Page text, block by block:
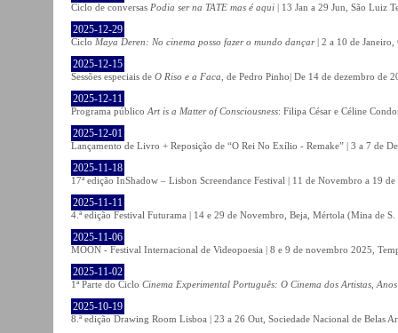
Ciclo de conversas Podia ser na TATE mas é aqui | 13 Jan a 29 Jun, São Luiz
2025-12-29
Ciclo Maya Deren: No cinema posso fazer o mundo dançar| 2 a 10 de Janeiro,
2025-12-15
Sessões especiais de O Riso e a Faca , de Pedro Pinho| De 14 de dezembro de
2025-12-11
Programa público Art is a Matter of Consciousness: Filipa César e Céline
2025-12-01
Lançamento de Livro + Reposição de “O Rei No Exílio - Remake” | 3 a 7 de
2025-11-18
17ª edição InShadow – Lisbon Screendance Festival | 11 de Novembro a 19
2025-11-11
4.ª edição Festival Futurama | 14 e 29 de Novembro, Beja, Mértola (Mina de
2025-11-06
MOON - Festival Internacional de Videopoesia | 8 e 9 de novembro 2025,
2025-11-02
1ª Parte do Ciclo Cinema Experimental Português: O Cinema dos Artistas,
2025-10-19
8.ª edição Drawing Room Lisboa | 23 a 26 Out, Sociedade Nacional de Belas